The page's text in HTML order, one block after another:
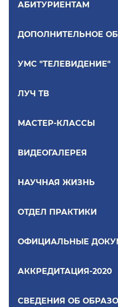
АБИТУРИЕНТАМ
ДОПОЛНИТЕЛЬНОЕ
УМС "ТЕЛЕВИДЕНИЕ"
ЛУЧ ТВ
МАСТЕР-КЛАССЫ
ВИДЕОГАЛЕРЕЯ
НАУЧНАЯ ЖИЗНЬ
ОТДЕЛ ПРАКТИКИ
ОФИЦИАЛЬНЫЕ
АККРЕДИТАЦИЯ-2020
СВЕДЕНИЯ ОБ